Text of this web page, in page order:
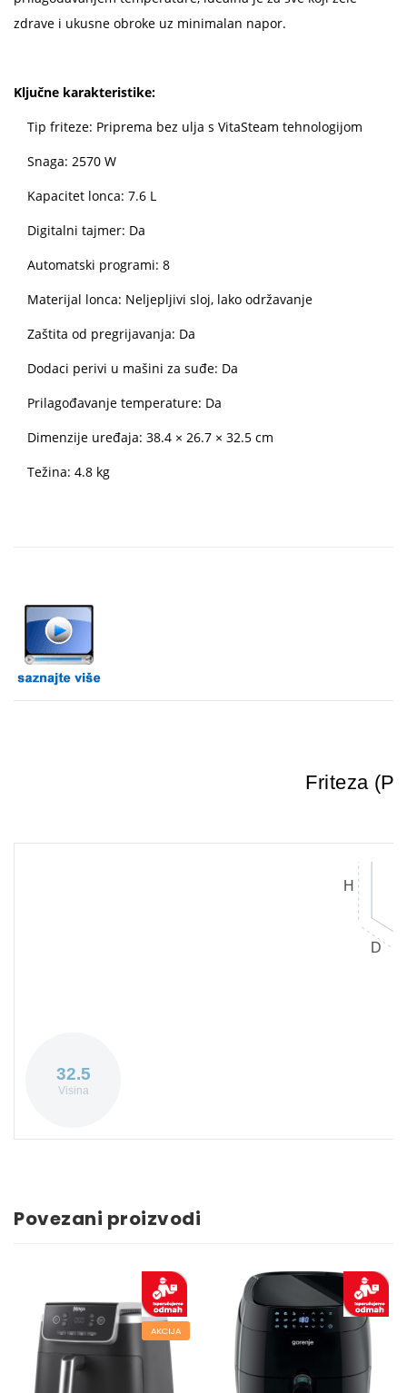
zdrave i ukusne obroke uz minimalan napor.
Ključne karakteristike:
Tip friteze: Priprema bez ulja s VitaSteam tehnologijom
Snaga: 2570 W
Kapacitet lonca: 7.6 L
Digitalni tajmer: Da
Automatski programi: 8
Materijal lonca: Neljepljivi sloj, lako održavanje
Zaštita od pregrijavanja: Da
Dodaci perivi u mašini za suđe: Da
Prilagođavanje temperature: Da
Dimenzije uređaja: 38.4 × 26.7 × 32.5 cm
Težina: 4.8 kg
Friteza
H
D
32.5
Visina
Povezani proizvodi
AKCIJA